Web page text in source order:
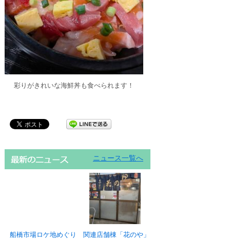
彩りがきれいな海鮮丼も食べられます！
ニュース一覧へ
船橋市場ロケ地めぐり 関連店舗棟「花のや」